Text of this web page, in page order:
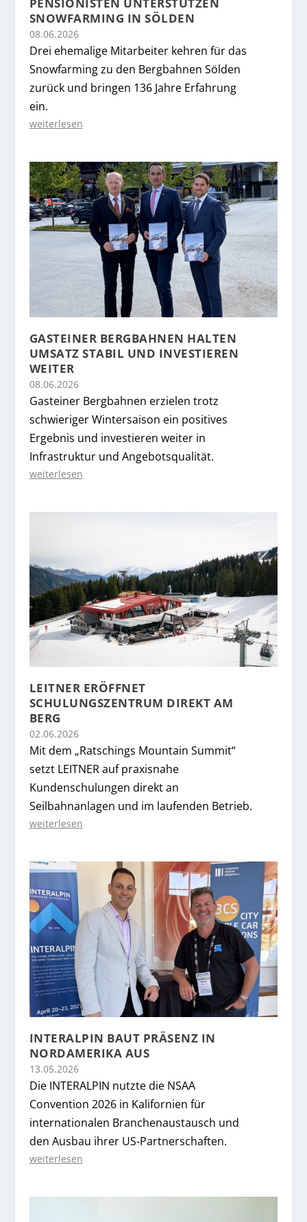
SNOWFARMING IN SÖLDEN
08.06.2026
Drei ehemalige Mitarbeiter kehren für das
Snowfarming zu den Bergbahnen Sölden
zurück und bringen 136 Jahre Erfahrung
ein.
weiterlesen
GASTEINER BERGBAHNEN HALTEN
UMSATZ STABIL UND INVESTIEREN
WEITER
08.06.2026
Gasteiner Bergbahnen erzielen trotz
schwieriger Wintersaison ein positives
Ergebnis und investieren weiter in
Infrastruktur und Angebotsqualität.
weiterlesen
LEITNER ERÖFFNET
SCHULUNGSZENTRUM DIREKT AM
BERG
02.06.2026
Mit dem „Ratschings Mountain Summit“
setzt LEITNER auf praxisnahe
Kundenschulungen direkt an
Seilbahnanlagen und im laufenden Betrieb.
weiterlesen
INTERALPIN BAUT PRÄSENZ IN
NORDAMERIKA AUS
13.05.2026
Die INTERALPIN nutzte die NSAA
Convention 2026 in Kalifornien für
internationalen Branchenaustausch und
den Ausbau ihrer US-Partnerschaften.
weiterlesen